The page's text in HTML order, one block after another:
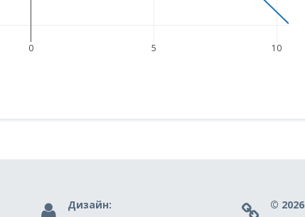
0 5 10
Дизайн:
© 2026